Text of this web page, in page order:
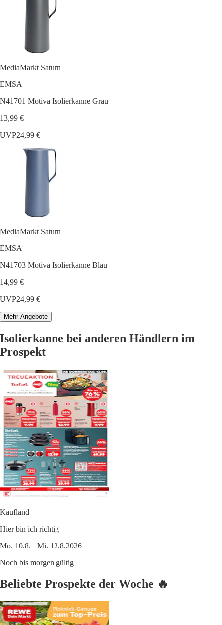
MediaMarkt Saturn
EMSA
N41701 Motiva Isolierkanne Grau
13,99 €
UVP24,99 €
MediaMarkt Saturn
EMSA
N41703 Motiva Isolierkanne Blau
14,99 €
UVP24,99 €
Mehr Angebote
Isolierkanne bei anderen Händlern im
Prospekt
Kaufland
Hier bin ich richtig
Mo. 10.8. - Mi. 12.8.2026
Noch bis morgen gültig
Beliebte Prospekte der Woche 🔥